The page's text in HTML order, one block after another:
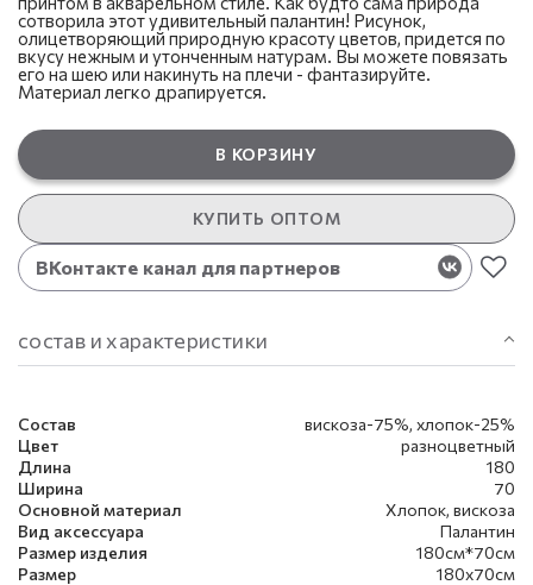
сотворила этот удивительный палантин! Рисунок,
олицетворяющий природную красоту цветов, придется по
вкусу нежным и утонченным натурам. Вы можете повязать
его на шею или накинуть на плечи - фантазируйте.
Материал легко драпируется.
В КОРЗИНУ
КУПИТЬ ОПТОМ
ВКонтакте канал для партнеров
состав и характеристики
Состав
вискоза-75%, хлопок-25%
Цвет
разноцветный
Длина
180
Ширина
70
Основной материал
Хлопок, вискоза
Вид аксессуара
Палантин
Размер изделия
180см*70см
Размер
180х70см